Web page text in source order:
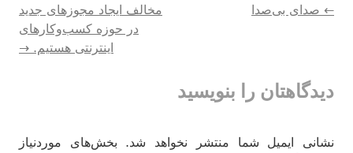
راهبری
← صدای بی‌صدا
مخالف ایجاد مجوزهای جدید
در حوزه کسب‌وکارهای
اینترنتی هستیم. →
دیدگاهتان را بنویسید
نشانی ایمیل شما منتشر نخواهد شد.
بخش‌های موردنیاز